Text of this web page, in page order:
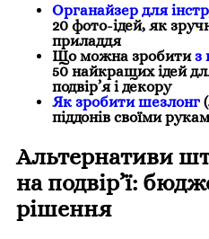
Органайзер для
20 фото-ідей, як
приладдя
Що можна зробитиз
50 найкращих ідей
подвір’я і декору
Як зробити шезлонг
піддонів своїми
Альтернативи
на подвір’ї:
рішення